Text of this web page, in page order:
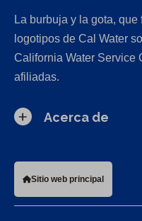
La burbuja y la gota,
logotipos de Cal Water
California Water Service
afiliadas.
Acerca de
Sitio web principal